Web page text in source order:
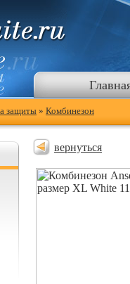
защиты » Комбинезон
вернуться